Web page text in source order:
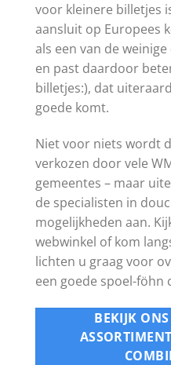
voor kleinere billetjes
aansluit op Europees
als een van de
en past daardoor
billetjes:), dat
goede komt.
Niet voor niets wordt
verkozen door vele
gemeentes – maar
de specialisten in
mogelijkheden aan.
webwinkel of kom
lichten u graag voor
een goede spoel-föhn
BEKIJK